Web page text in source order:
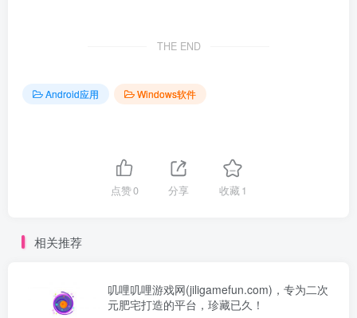
THE END
Android应用 Windows软件
点赞0 分享 收藏1
相关推荐
叽哩叽哩游戏网(jiligamefun.com)，专为二次
元肥宅打造的平台，珍藏已久！